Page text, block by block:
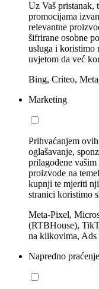
Uz Vaš pristanak,
promocijama
relevantne
šifrirane osobne
usluga i koristimo
uvjetom da već
Bing, Criteo,
Marketing
Prihvaćanjem
oglašavanje,
prilagođene
proizvode na
kupnji te mjeriti
stranici koristimo
Meta-Pixel,
(RTBHouse),
na klikovima, Ads
Napredno